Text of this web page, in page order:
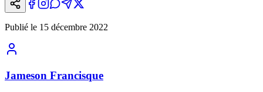
Publié le 15 décembre 2022
Jameson Francisque